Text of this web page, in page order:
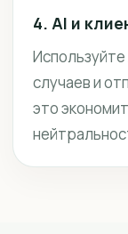
4. AI и
случаев и
это